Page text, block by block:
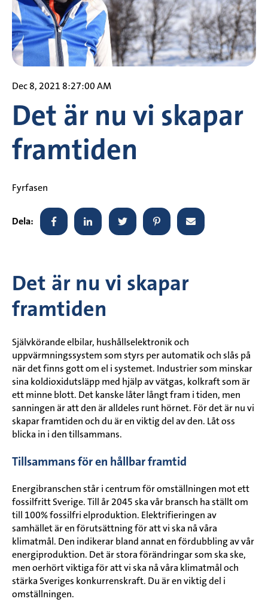
Dec 8, 2021 8:27:00 AM
Det är nu vi skapar
framtiden
Fyrfasen
Dela:
Det är nu vi skapar
framtiden
Självkörande elbilar, hushållselektronik och
uppvärmningssystem som styrs per automatik och slås på
när det finns gott om el i systemet. Industrier som minskar
sina koldioxidutsläpp med hjälp av vätgas, kolkraft som är
ett minne blott. Det kanske låter långt fram i tiden, men
sanningen är att den är alldeles runt hörnet. För det är nu vi
skapar framtiden och du är en viktig del av den. Låt oss
blicka in i den tillsammans.
Tillsammans för en hållbar framtid
Energibranschen står i centrum för omställningen mot ett
fossilfritt Sverige. Till år 2045 ska vår bransch ha ställt om
till 100% fossilfri elproduktion. Elektrifieringen av
samhället är en förutsättning för att vi ska nå våra
klimatmål. Den indikerar bland annat en fördubbling av vår
energiproduktion. Det är stora förändringar som ska ske,
men oerhört viktiga för att vi ska nå våra klimatmål och
stärka Sveriges konkurrenskraft. Du är en viktig del i
omställningen.